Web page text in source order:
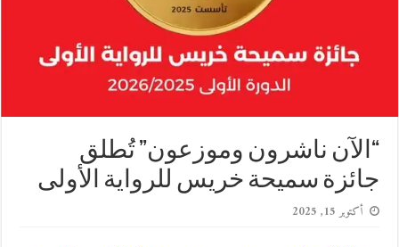
“الآن ناشرون وموزعون” تُطلق
جائزة سميحة خريس للرواية الأولى
أكتوبر 15, 2025